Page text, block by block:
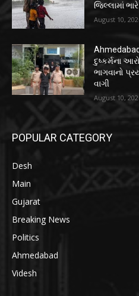
જિલ્લામાં
August 10,
દુષ્કર્મના
ભાગવાનો
વાગી
August 10,
POPULAR CATEGORY
Desh
Main
Gujarat
Breaking News
Politics
Ahmedabad
Videsh